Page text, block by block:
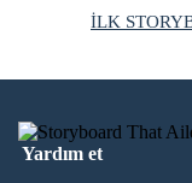
İLK
Yardım et